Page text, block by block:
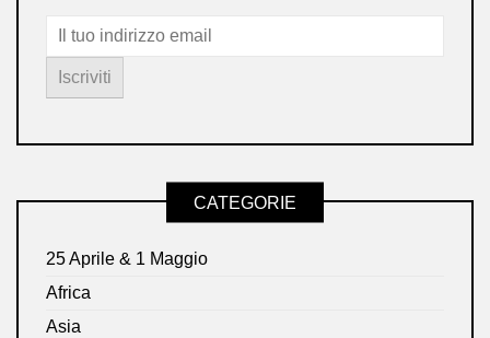
CATEGORIE
25 Aprile & 1 Maggio
Africa
Asia